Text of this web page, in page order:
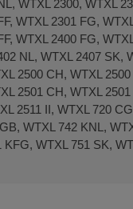
WTXL 2300, WTXL
WTXL 2301 FG,
WTXL 2400 FG,
NL, WTXL 2407 SK,
2500 CH, WTXL
2501 CH, WTXL
2511 II, WTXL 720
WTXL 742 KNL,
KFG, WTXL 751 SK,